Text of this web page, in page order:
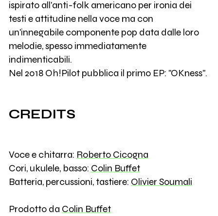
ispirato all'anti-folk americano per ironia dei
testi e attitudine nella voce ma con
un'innegabile componente pop data dalle loro
melodie, spesso immediatamente
indimenticabili.
Nel 2018 Oh!Pilot pubblica il primo EP: "OKness".
CREDITS
Voce e chitarra: Roberto Cicogna
Cori, ukulele, basso: Colin Buffet
Batteria, percussioni, tastiere: Olivier Soumali
Prodotto da Colin Buffet